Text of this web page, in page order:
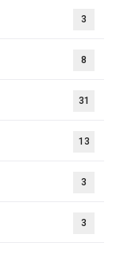
3
8
31
13
3
3